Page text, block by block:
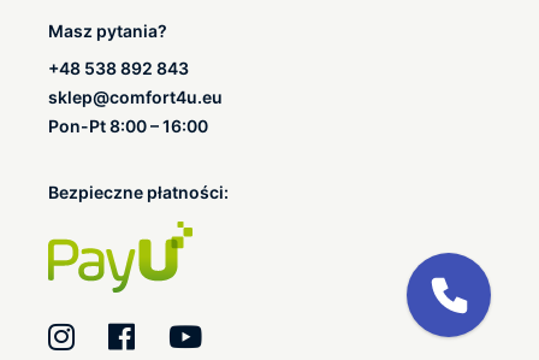
Masz pytania?
+48 538 892 843
sklep@comfort4u.eu
Pon-Pt 8:00 – 16:00
Bezpieczne płatności: